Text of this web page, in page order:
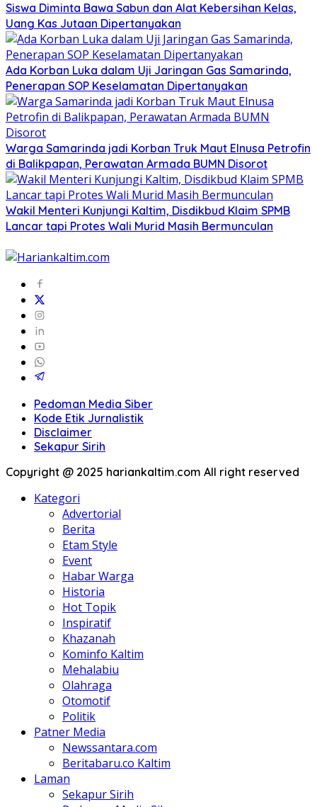
Siswa Diminta Bawa Sabun dan Alat Kebersihan Kelas,
Uang Kas Jutaan Dipertanyakan
Ada Korban Luka dalam Uji Jaringan Gas Samarinda,
Penerapan SOP Keselamatan Dipertanyakan
Warga Samarinda jadi Korban Truk Maut Elnusa Petrofin
di Balikpapan, Perawatan Armada BUMN Disorot
Wakil Menteri Kunjungi Kaltim, Disdikbud Klaim SPMB
Lancar tapi Protes Wali Murid Masih Bermunculan
Pedoman Media Siber
Kode Etik Jurnalistik
Disclaimer
Sekapur Sirih
Copyright @ 2025 hariankaltim.com All right reserved
Kategori
Advertorial
Berita
Etam Style
Event
Habar Warga
Historia
Hot Topik
Inspiratif
Khazanah
Kominfo Kaltim
Mehalabiu
Olahraga
Otomotif
Politik
Patner Media
Newssantara.com
Beritabaru.co Kaltim
Laman
Sekapur Sirih